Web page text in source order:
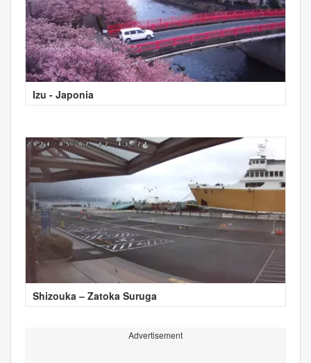
Izu - Japonia
Shizouka – Zatoka Suruga
Advertisement